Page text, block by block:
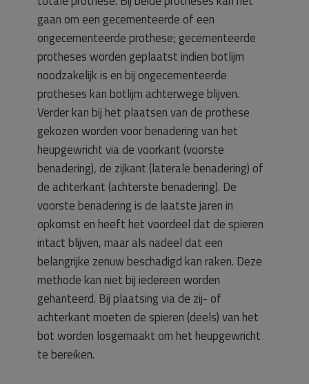
gaan om een gecementeerde of een
ongecementeerde prothese; gecementeerde
protheses worden geplaatst indien botlijm
noodzakelijk is en bij ongecementeerde
protheses kan botlijm achterwege blijven.
Verder kan bij het plaatsen van de prothese
gekozen worden voor benadering van het
heupgewricht via de voorkant (voorste
benadering), de zijkant (laterale benadering) of
de achterkant (achterste benadering). De
voorste benadering is de laatste jaren in
opkomst en heeft het voordeel dat de spieren
intact blijven, maar als nadeel dat een
belangrijke zenuw beschadigd kan raken. Deze
methode kan niet bij iedereen worden
gehanteerd. Bij plaatsing via de zij- of
achterkant moeten de spieren (deels) van het
bot worden losgemaakt om het heupgewricht
te bereiken.